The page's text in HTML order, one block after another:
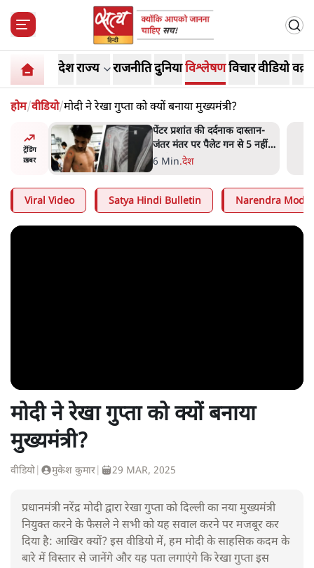
देशराज्य राजनीतिदुनियाविश्लेषणविचारवीडियो
होम/वीडियो/मोदी ने रेखा गुप्ता को क्यों बनाया मुख्यमंत्री?
ट्रेंडिंग
ख़बर
5 नहीं,
क्या 95 साल पुराने भारतीय
सांख्यिकी संस्थान की स्वायत्तता पर
भी अब मंडरा रहा ख़तरा?
8 Min.विश्लेषण
Viral Video Satya Hindi Bulletin Narendra Modi
मोदी ने रेखा गुप्ता को क्यों बनाया
मुख्यमंत्री?
वीडियो मुकेश कुमार 29 MAR, 2025
प्रधानमंत्री नरेंद्र मोदी द्वारा रेखा गुप्ता को दिल्ली का नया मुख्यमंत्री
नियुक्त करने के फैसले ने सभी को यह सवाल करने पर मजबूर कर
दिया है: आखिर क्यों? इस वीडियो में, हम मोदी के साहसिक कदम के
बारे में विस्तार से जानेंगे और यह पता लगाएंगे कि रेखा गुप्ता इस